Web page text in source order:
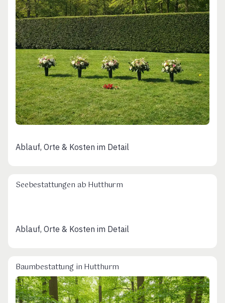
Ablauf, Orte & Kosten im Detail
Seebestattungen ab Hutthurm
Ablauf, Orte & Kosten im Detail
Baumbestattung in Hutthurm